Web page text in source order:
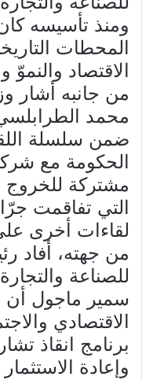
ومنذ تأسيسه
المحطات
الاقتصاد
من جانبه أشار
محمد
ضمن سلسلة
الحكومة مع
مشتركة للخروج
التي تفاقمت
لقاءات أخرى
من جهته، أفاد
للصناعة
سمير ماجول
الاقتصادي
برنامج انقاذ
وإعادة